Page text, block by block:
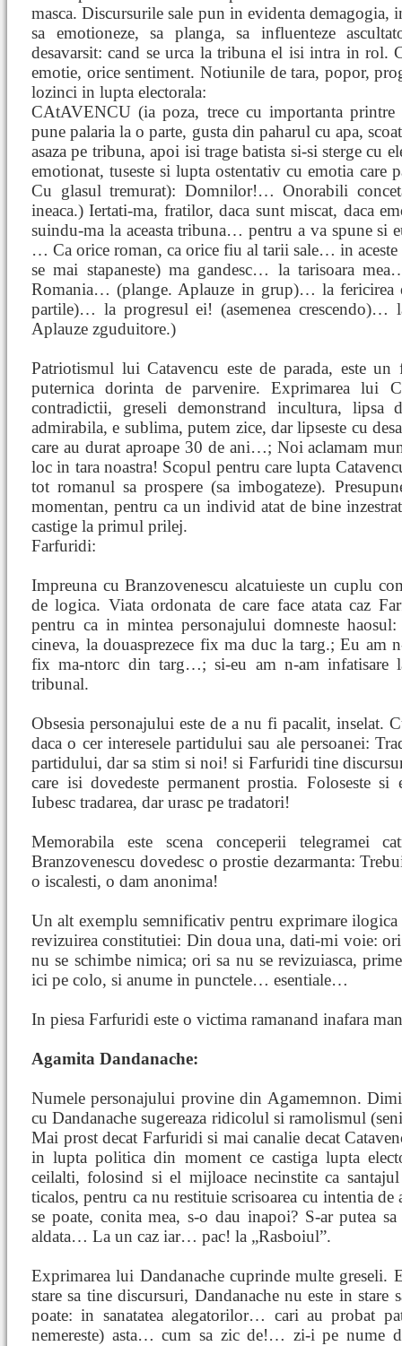
masca. Discursurile sale pun in evidenta
sa emotioneze, sa planga, sa influenteze
desavarsit: cand se urca la tribuna el isi intra in rol.
emotie, orice sentiment. Notiunile de tara, popor,
lozinci in lupta electorala:
CAtAVENCU (ia poza, trece cu importanta
pune palaria la o parte, gusta din paharul cu apa,
asaza pe tribuna, apoi isi trage batista si-si sterge cu
emotionat, tuseste si lupta ostentativ cu emotia care
Cu glasul tremurat): Domnilor!… Onorabili
ineaca.) Iertati-ma, fratilor, daca sunt miscat, daca
suindu-ma la aceasta tribuna… pentru a va spune si
… Ca orice roman, ca orice fiu al tarii sale… in
se mai stapaneste) ma gandesc… la tarisoara
Romania… (plange. Aplauze in grup)… la fericirea
partile)… la progresul ei! (asemenea
Aplauze zguduitore.)
Patriotismul lui Catavencu este de parada, este un
puternica dorinta de parvenire. Exprimarea lui
contradictii, greseli demonstrand incultura, lipsa
admirabila, e sublima, putem zice, dar lipseste cu
care au durat aproape 30 de ani…; Noi aclamam
loc in tara noastra! Scopul pentru care lupta
tot romanul sa prospere (sa imbogateze).
momentan, pentru ca un individ atat de bine
castige la primul prilej.
Farfuridi:
Impreuna cu Branzovenescu alcatuieste un cuplu
de logica. Viata ordonata de care face atata caz
pentru ca in mintea personajului domneste
cineva, la douasprezece fix ma duc la targ.; Eu am
fix ma-ntorc din targ…; si-eu am n-am infatisare
tribunal.
Obsesia personajului este de a nu fi pacalit, inselat.
daca o cer interesele partidului sau ale persoanei:
partidului, dar sa stim si noi! si Farfuridi tine
care isi dovedeste permanent prostia. Foloseste si
Iubesc tradarea, dar urasc pe tradatori!
Memorabila este scena conceperii telegramei
Branzovenescu dovedesc o prostie dezarmanta:
o iscalesti, o dam anonima!
Un alt exemplu semnificativ pentru exprimare ilogica
revizuirea constitutiei: Din doua una, dati-mi voie: ori
nu se schimbe nimica; ori sa nu se revizuiasca,
ici pe colo, si anume in punctele… esentiale…
In piesa Farfuridi este o victima ramanand inafara
Agamita Dandanache:
Numele personajului provine din Agamemnon.
cu Dandanache sugereaza ridicolul si ramolismul
Mai prost decat Farfuridi si mai canalie decat
in lupta politica din moment ce castiga lupta
ceilalti, folosind si el mijloace necinstite ca
ticalos, pentru ca nu restituie scrisoarea cu intentia
se poate, conita mea, s-o dau inapoi? S-ar putea
aldata… La un caz iar… pac! la „Rasboiul”.
Exprimarea lui Dandanache cuprinde multe greseli.
stare sa tine discursuri, Dandanache nu este in stare
poate: in sanatatea alegatorilor… cari au probat
nemereste) asta… cum sa zic de!… zi-i pe nume